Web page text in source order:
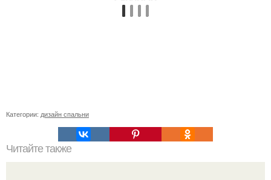
Категории: дизайн спальни
Читайте также